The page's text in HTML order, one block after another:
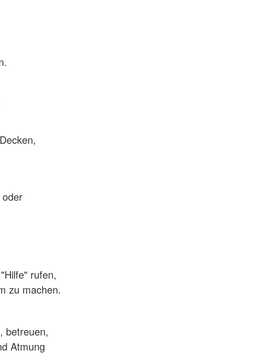
rufen,
zu machen.
betreuen,
Atmung